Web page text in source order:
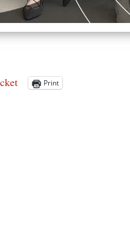
Print